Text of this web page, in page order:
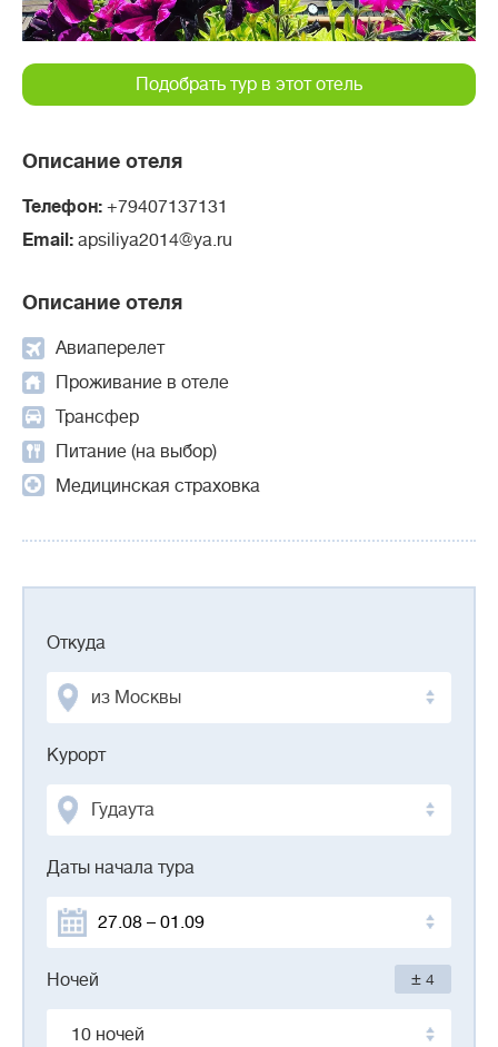
Описание отеля
Телефон: +79407137131
Email: apsiliya2014@ya.ru
Описание отеля
Авиаперелет
Проживание в отеле
Трансфер
Питание (на выбор)
Медицинская страховка
Подобрать тур в этот отель
Откуда
из Москвы
Курорт
Гудаута
Даты начала тура
Ночей ± 4
10 ночей